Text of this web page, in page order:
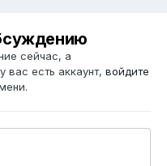
сейчас, а
вас есть аккаунт, войдите